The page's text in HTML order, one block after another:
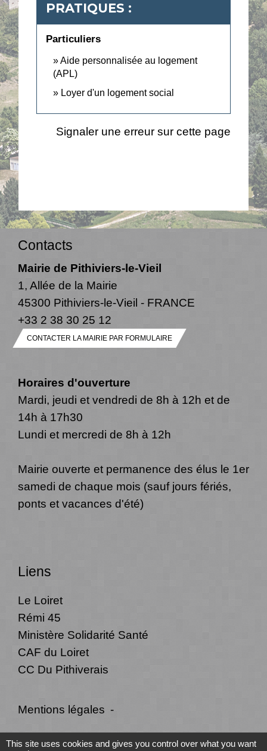
PRATIQUES :
Particuliers
Aide personnalisée au logement
(APL)
Loyer d'un logement social
Signaler une erreur sur cette page
Contacts
Mairie de Pithiviers-le-Vieil
1, Allée de la Mairie
45300 Pithiviers-le-Vieil - FRANCE
+33 2 38 30 25 12
CONTACTER LA MAIRIE PAR FORMULAIRE
Horaires d'ouverture
Mardi, jeudi et vendredi de 8h à 12h et de
14h à 17h30
Lundi et mercredi de 8h à 12h
Mairie ouverte et permanence des élus le 1er
samedi de chaque mois (sauf jours fériés,
ponts et vacances d'été)
Liens
Le Loiret
Rémi 45
Ministère Solidarité Santé
CAF du Loiret
CC Du Pithiverais
Mentions légales -
Politique de confidentialité - Accessibilité -
This site uses cookies and gives you control over what you want